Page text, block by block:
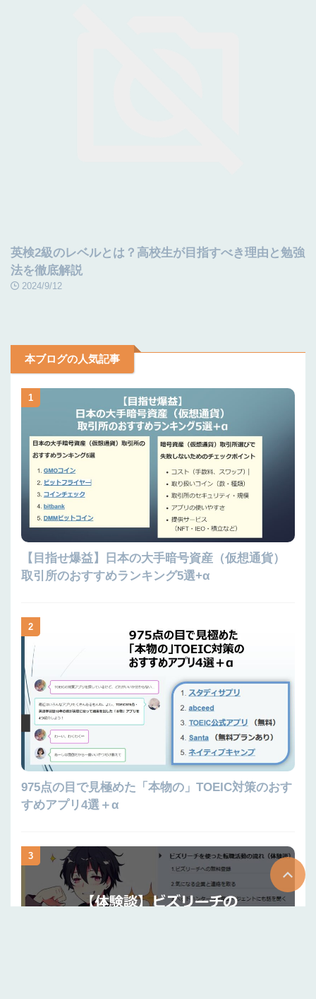
英検2級のレベルとは？高校生が目指すべき理由と勉強
法を徹底解説
2024/9/12
本ブログの人気記事
1
【目指せ爆益】日本の大手暗号資産（仮想通貨）
取引所のおすすめランキング5選+α
2
975点の目で見極めた「本物の」TOEIC対策のおす
すめアプリ4選＋α
3